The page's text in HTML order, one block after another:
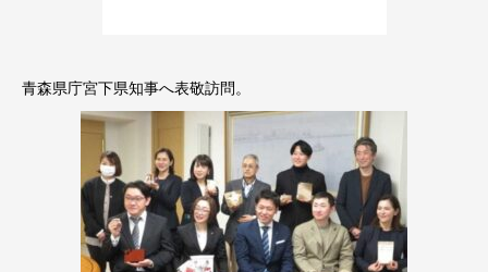
青森県庁宮下県知事へ表敬訪問。